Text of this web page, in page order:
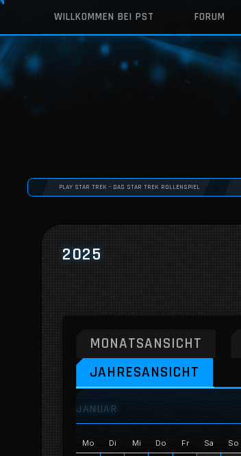
WILLKOMMEN BEI PST FORUM
PLAY STAR TREK - DAS STAR TREK ROLLENSPIEL
2025
MONATSANSICHT
JAHRESANSICHT
JANUAR
Mo Di Mi Do Fr Sa So